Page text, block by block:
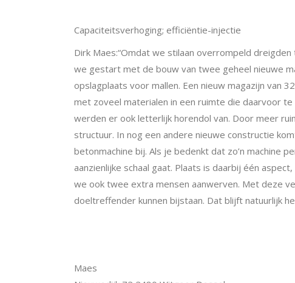
Capaciteitsverhoging; efficiëntie-injectie
Dirk Maes:“Omdat we stilaan overrompeld
we gestart met de bouw van twee geheel nieuwe
opslagplaats voor mallen. Een nieuw magazijn van
met zoveel materialen in een ruimte die daarvoor
werden er ook letterlijk horendol van. Door meer
structuur. In nog een andere nieuwe constructie
betonmachine bij. Als je bedenkt dat zo’n machine
aanzienlijke schaal gaat. Plaats is daarbij één
we ook twee extra mensen aanwerven. Met deze
doeltreffender kunnen bijstaan. Dat blijft natuurlijk
Maes